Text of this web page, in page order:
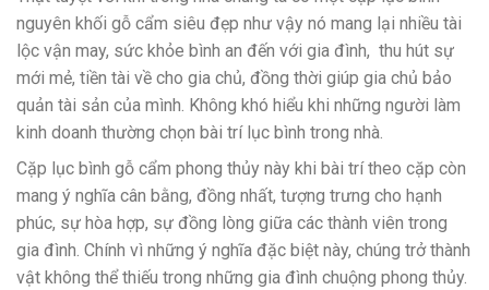
nguyên khối gỗ cẩm siêu đẹp như vậy nó mang lại nhiều tài
lộc vận may, sức khỏe bình an đến với gia đình, thu hút sự
mới mẻ, tiền tài về cho gia chủ, đồng thời giúp gia chủ bảo
quản tài sản của mình. Không khó hiểu khi những người làm
kinh doanh thường chọn bài trí lục bình trong nhà.
Cặp lục bình gỗ cẩm phong thủy này khi bài trí theo cặp còn
mang ý nghĩa cân bằng, đồng nhất, tượng trưng cho hạnh
phúc, sự hòa hợp, sự đồng lòng giữa các thành viên trong
gia đình. Chính vì những ý nghĩa đặc biệt này, chúng trở thành
vật không thể thiếu trong những gia đình chuộng phong thủy.